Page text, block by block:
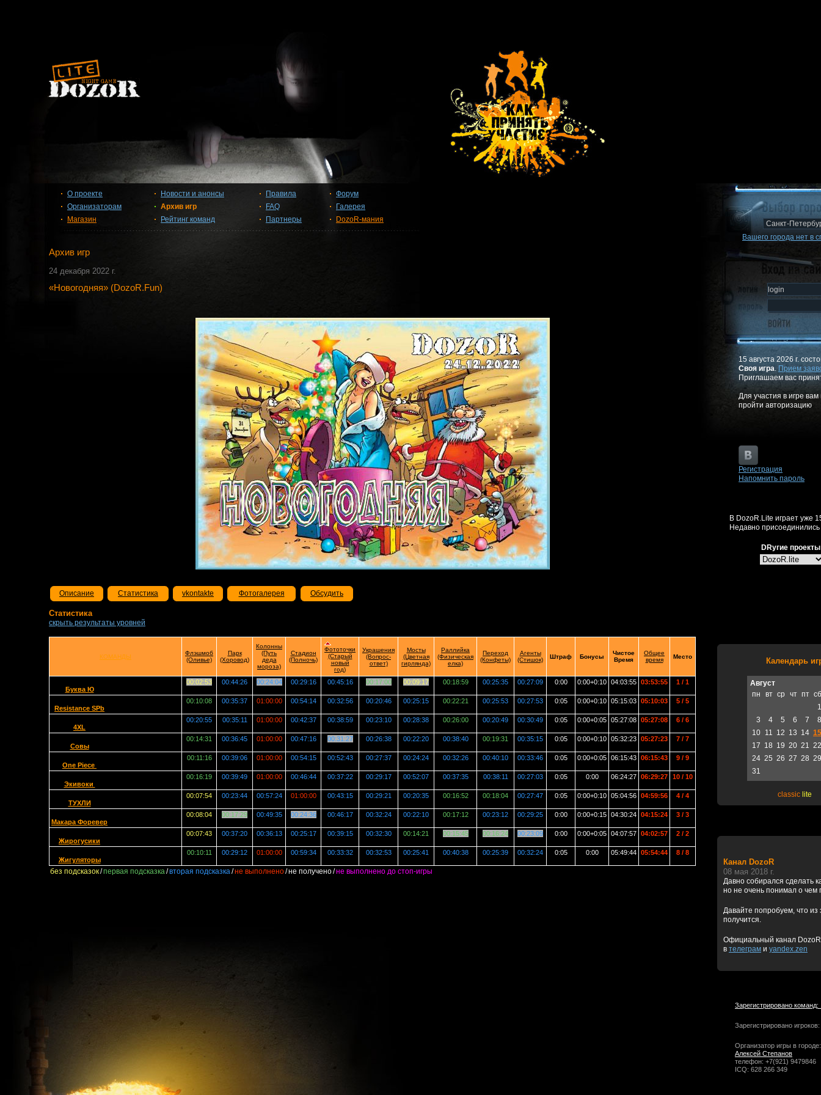
О проекте
Организаторам
Магазин
Новости и анонсы
Архив игр
Рейтинг команд
Правила
FAQ
Партнеры
Форум
Галерея
DozoR-мания
Архив игр
24 декабря 2022 г.
«Новогодняя» (DozoR.Fun)
Описание Статистика vkontakte Фотогалерея Обсудить
Статистика
скрыть результаты уровней
КОМАНДЫ
Флэшмоб
(Оливье)
Парк
(Хоровод)
Колонны
(Путь
деда
мороза)
Стадион
(Полночь)
Фототочки
(Старый
новый
год)
Украшения
(Вопрос-
ответ)
Мосты
(Цветная
гирлянда)
Раллийка
(Физическая
елка)
Переход
(Конфеты)
Агенты
(Стишок)
Штраф Бонусы
Чистое
Время
Общее
время
Место
Буква Ю
00:02:53 00:44:26 00:24:04 00:29:16 00:45:16 00:17:00 00:09:17 00:18:59 00:25:35 00:27:09 0:00 0:00+0:10 04:03:55 03:53:55 1 / 1
Resistance SPb
00:10:08 00:35:37 01:00:00 00:54:14 00:32:56 00:20:46 00:25:15 00:22:21 00:25:53 00:27:53 0:05 0:00+0:10 05:15:03 05:10:03 5 / 5
4XL
00:20:55 00:35:11 01:00:00 00:42:37 00:38:59 00:23:10 00:28:38 00:26:00 00:20:49 00:30:49 0:05 0:00+0:05 05:27:08 05:27:08 6 / 6
Совы
00:14:31 00:36:45 01:00:00 00:47:16 00:31:27 00:26:38 00:22:20 00:38:40 00:19:31 00:35:15 0:05 0:00+0:10 05:32:23 05:27:23 7 / 7
One Piece
00:11:16 00:39:06 01:00:00 00:54:15 00:52:43 00:27:37 00:24:24 00:32:26 00:40:10 00:33:46 0:05 0:00+0:05 06:15:43 06:15:43 9 / 9
Экивоки
00:16:19 00:39:49 01:00:00 00:46:44 00:37:22 00:29:17 00:52:07 00:37:35 00:38:11 00:27:03 0:05 0:00 06:24:27 06:29:27 10 / 10
TУХЛИ
00:07:54 00:23:44 00:57:24 01:00:00 00:43:15 00:29:21 00:20:35 00:16:52 00:18:04 00:27:47 0:05 0:00+0:10 05:04:56 04:59:56 4 / 4
Макара Форевер
00:08:04 00:17:29 00:49:35 00:24:36 00:46:17 00:32:24 00:22:10 00:17:12 00:23:12 00:29:25 0:00 0:00+0:15 04:30:24 04:15:24 3 / 3
Жирогусики
00:07:43 00:37:20 00:36:13 00:25:17 00:39:15 00:32:30 00:14:21 00:15:45 00:16:24 00:23:09 0:00 0:00+0:05 04:07:57 04:02:57 2 / 2
Жигуляторы
00:10:11 00:29:12 01:00:00 00:59:34 00:33:32 00:32:53 00:25:41 00:40:38 00:25:39 00:32:24 0:05 0:00 05:49:44 05:54:44 8 / 8
без подсказок/первая подсказка/вторая подсказка/не выполнено/не получено/не выполнено до стоп-игры
Вашего города нет в
15 августа 2026 г.
Своя игра. Прием
Приглашаем вас
Для участия в игре
пройти авторизацию
Регистрация
Напомнить пароль
В DozoR.Lite играет уже
Недавно присоединились
DRугие
Календарь
Август
пн
вт ср чт пт сб
1
3
4 5 6 7
8
10 11 12 13 14 15
17 18 19 20 21 22
24 25 26 27 28 29
31
classic lite
Канал DozoR
08 мая 2018 г.
Давно собирался сделать
но не очень понимал о чем
Давайте попробуем, что из
получится.
Официальный канал DozoR
в телеграм и yandex.zen
Зарегистрировано команд:
Зарегистрировано
Организатор игры в городе:
Алексей Степанов
телефон: +7(921) 9479846
ICQ: 628 266 349